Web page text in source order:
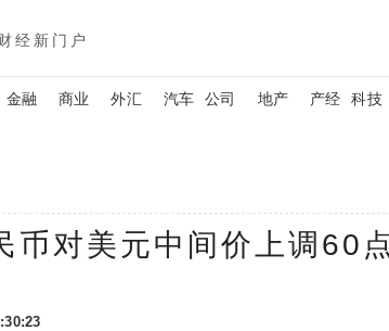
经新门户
金融 商业 外汇 汽车 公司 地产 产经 科技
币对美元中间价上调60